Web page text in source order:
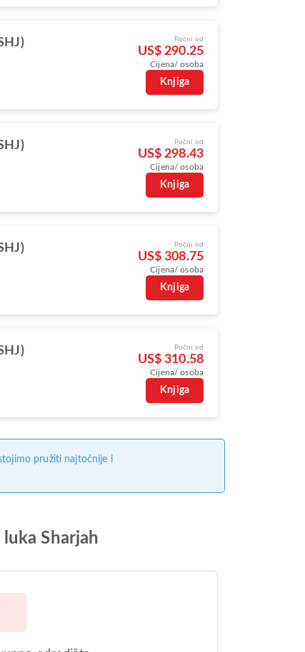
Počni od
US$ 290.25
Cijena/ osoba
Knjiga
Počni od
US$ 298.43
Cijena/ osoba
Knjiga
Počni od
US$ 308.75
Cijena/ osoba
Knjiga
Počni od
US$ 310.58
Cijena/ osoba
Knjiga
pružiti najtočnije i
Sharjah